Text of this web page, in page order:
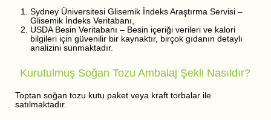
Sydney Üniversitesi Glisemik İndeks Araştırma Servisi –
Glisemik İndeks Veritabanı,
USDA Besin Veritabanı – Besin içeriği verileri ve kalori
bilgileri için güvenilir bir kaynaktır, birçok gıdanın detaylı
analizini sunmaktadır.
Kurutulmuş Soğan Tozu Ambalaj Şekli Nasıldır?
Toptan soğan tozu kutu paket veya kraft torbalar ile
satılmaktadır.